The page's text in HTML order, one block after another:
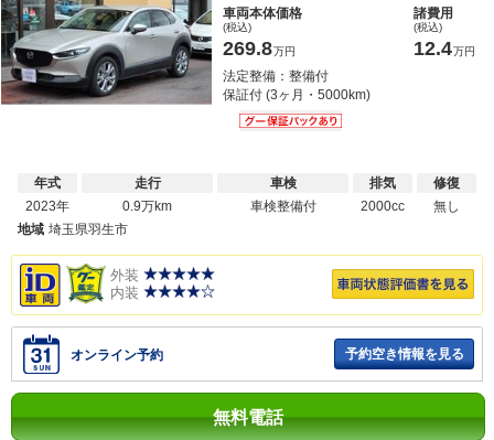
車両本体価格
(税込)
269.8万円
諸費用
(税込)
12.4万円
法定整備：整備付
保証付 (3ヶ月・5000km)
年式
2023年
走行
0.9万km
車検
車検整備付
排気
2000cc
修復
無し
地域 埼玉県羽生市
外装
内装
オンライン予約 予約空き情報を見る
無料電話